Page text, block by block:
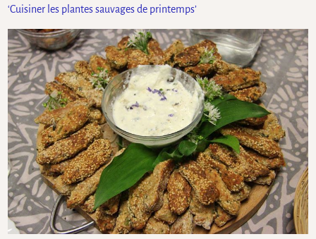
‘Cuisiner les plantes sauvages de printemps’